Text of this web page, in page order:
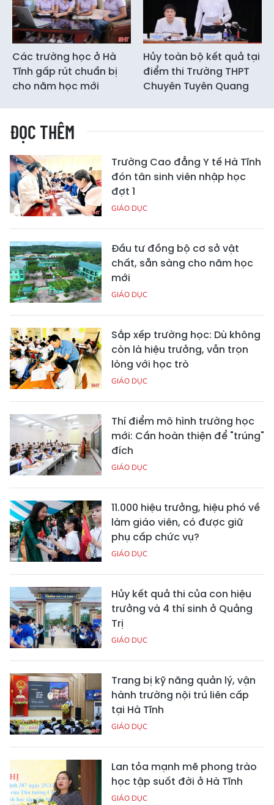
Các trường học ở Hà
Tĩnh gấp rút chuẩn bị
cho năm học mới
Hủy toàn bộ kết quả tại
điểm thi Trường THPT
Chuyên Tuyên Quang
ĐỌC THÊM
Trường Cao đẳng Y tế Hà Tĩnh
đón tân sinh viên nhập học
đợt 1
GIÁO DỤC
Đầu tư đồng bộ cơ sở vật
chất, sẵn sàng cho năm học
mới
GIÁO DỤC
Sắp xếp trường học: Dù không
còn là hiệu trưởng, vẫn trọn
lòng với học trò
GIÁO DỤC
Thí điểm mô hình trường học
mới: Cần hoàn thiện để "trúng"
đích
GIÁO DỤC
11.000 hiệu trưởng, hiệu phó về
làm giáo viên, có được giữ
phụ cấp chức vụ?
GIÁO DỤC
Hủy kết quả thi của con hiệu
trưởng và 4 thí sinh ở Quảng
Trị
GIÁO DỤC
Trang bị kỹ năng quản lý, vận
hành trường nội trú liên cấp
tại Hà Tĩnh
GIÁO DỤC
Lan tỏa mạnh mẽ phong trào
học tập suốt đời ở Hà Tĩnh
GIÁO DỤC